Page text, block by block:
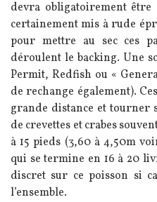
devra obligatoirement
certainement mis à rude
pour mettre au sec ces
déroulent le backing. Une
Permit, Redfish ou «
de rechange également).
grande distance et tourner
de crevettes et crabes
à 15 pieds (3,60 à 4,50m
qui se termine en 16 à 20
discret sur ce poisson si
l’ensemble.